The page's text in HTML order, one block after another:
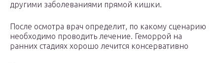
другими заболеваниями прямой кишки.
После осмотра врач определит, по какому сценарию
необходимо проводить лечение. Геморрой на
ранних стадиях хорошо лечится консервативно